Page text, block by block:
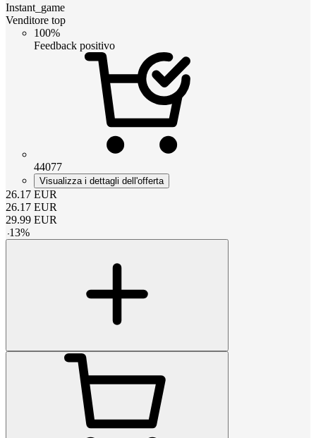
Instant_game
Venditore top
100%
Feedback positivo
44077
Visualizza i dettagli dell'offerta
26.17 EUR
26.17 EUR
29.99 EUR
-13%